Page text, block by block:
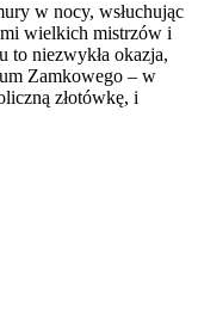
w nocy, wsłuchując
wielkich mistrzów i
niezwykła okazja,
Zamkowego – w
złotówkę, i